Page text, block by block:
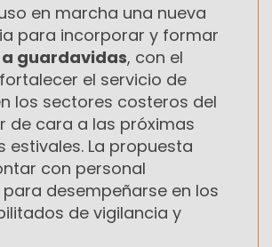
en marcha una nueva
para incorporar y formar
guardavidas, con el
el servicio de
los sectores costeros del
de cara a las próximas
estivales. La propuesta
con personal
desempeñarse en los
de vigilancia y